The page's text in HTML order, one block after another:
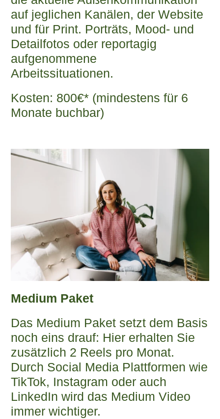
auf jeglichen Kanälen, der Website
und für Print. Porträts, Mood- und
Detailfotos oder reportagig
aufgenommene
Arbeitssituationen.
Kosten: 800€* (mindestens für 6
Monate buchbar)
Medium Paket
Das Medium Paket setzt dem Basis
noch eins drauf: Hier erhalten Sie
zusätzlich 2 Reels pro Monat.
Durch Social Media Plattformen wie
TikTok, Instagram oder auch
LinkedIn wird das Medium Video
immer wichtiger.